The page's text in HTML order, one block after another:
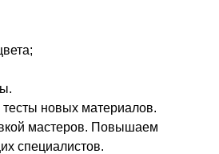
новых материалов.
мастеров. Повышаем
специалистов.